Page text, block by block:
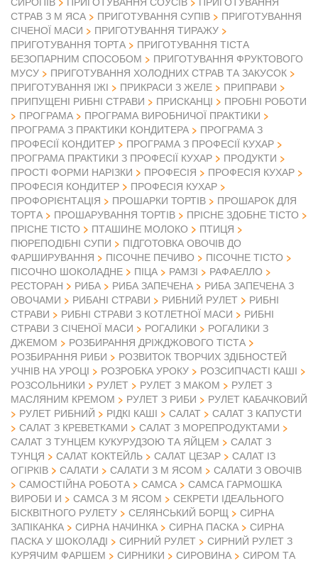
СТРАВ З М ЯСА
ПРИГОТУВАННЯ СУПІВ
ПРИГОТУВАННЯ
СІЧЕНОЇ МАСИ
ПРИГОТУВАННЯ ТИРАЖУ
ПРИГОТУВАННЯ ТОРТА
ПРИГОТУВАННЯ ТІСТА
БЕЗОПАРНИМ СПОСОБОМ
ПРИГОТУВАННЯ ФРУКТОВОГО
МУСУ
ПРИГОТУВАННЯ ХОЛОДНИХ СТРАВ ТА ЗАКУСОК
ПРИГОТУВАННЯ ІЖІ
ПРИКРАСИ З ЖЕЛЕ
ПРИПРАВИ
ПРИПУЩЕНІ РИБНІ СТРАВИ
ПРИСКАНЦІ
ПРОБНІ РОБОТИ
ПРОГРАМА
ПРОГРАМА ВИРОБНИЧОЇ ПРАКТИКИ
ПРОГРАМА З ПРАКТИКИ КОНДИТЕРА
ПРОГРАМА З
ПРОФЕСІЇ КОНДИТЕР
ПРОГРАМА З ПРОФЕСІЇ КУХАР
ПРОГРАМА ПРАКТИКИ З ПРОФЕСІЇ КУХАР
ПРОДУКТИ
ПРОСТІ ФОРМИ НАРІЗКИ
ПРОФЕСІЯ
ПРОФЕСІЯ КУХАР
ПРОФЕСІЯ КОНДИТЕР
ПРОФЕСІЯ КУХАР
ПРОФОРІЄНТАЦІЯ
ПРОШАРКИ ТОРТІВ
ПРОШАРОК ДЛЯ
ТОРТА
ПРОШАРУВАННЯ ТОРТІВ
ПРІСНЕ ЗДОБНЕ ТІСТО
ПРІСНЕ ТІСТО
ПТАШИНЕ МОЛОКО
ПТИЦЯ
ПЮРЕПОДІБНІ СУПИ
ПІДГОТОВКА ОВОЧІВ ДО
ФАРШИРУВАННЯ
ПІСОЧНЕ ПЕЧИВО
ПІСОЧНЕ ТІСТО
ПІСОЧНО ШОКОЛАДНЕ
ПІЦА РАМЗІ
РАФАЕЛЛО
РЕСТОРАН
РИБА РИБА ЗАПЕЧЕНА
РИБА ЗАПЕЧЕНА З
ОВОЧАМИ
РИБАНІ СТРАВИ РИБНИЙ РУЛЕТ
РИБНІ
СТРАВИ
РИБНІ СТРАВИ З КОТЛЕТНОЇ МАСИ
РИБНІ
СТРАВИ З СІЧЕНОЇ МАСИ
РОГАЛИКИ
РОГАЛИКИ З
ДЖЕМОМ
РОЗБИРАННЯ ДРІЖДЖОВОГО ТІСТА
РОЗБИРАННЯ РИБИ
РОЗВИТОК ТВОРЧИХ ЗДІБНОСТЕЙ
УЧНІВ НА УРОЦІ
РОЗРОБКА УРОКУ
РОЗСИПЧАСТІ КАШІ
РОЗСОЛЬНИКИ
РУЛЕТ РУЛЕТ З МАКОМ
РУЛЕТ З
МАСЛЯНИМ КРЕМОМ
РУЛЕТ З РИБИ
РУЛЕТ КАБАЧКОВИЙ
РУЛЕТ РИБНИЙ
РІДКІ КАШІ САЛАТ
САЛАТ З КАПУСТИ
САЛАТ З КРЕВЕТКАМИ
САЛАТ З МОРЕПРОДУКТАМИ
САЛАТ З ТУНЦЕМ КУКУРУДЗОЮ ТА ЯЙЦЕМ
САЛАТ З
ТУНЦЯ
САЛАТ КОКТЕЙЛЬ САЛАТ ЦЕЗАР
САЛАТ ІЗ
ОГІРКІВ
САЛАТИ САЛАТИ З М ЯСОМ
САЛАТИ З ОВОЧІВ
САМОСТІЙНА РОБОТА
САМСА
САМСА ГАРМОШКА
ВИРОБИ И
САМСА З М ЯСОМ
СЕКРЕТИ ІДЕАЛЬНОГО
БІСКВІТНОГО РУЛЕТУ
СЕЛЯНСЬКИЙ БОРЩ
СИРНА
ЗАПІКАНКА
СИРНА НАЧИНКА СИРНА ПАСКА
СИРНА
ПАСКА У ШОКОЛАДІ
СИРНИЙ РУЛЕТ
СИРНИЙ РУЛЕТ З
КУРЯЧИМ ФАРШЕМ
СИРНИКИ СИРОВИНА
СИРОМ ТА